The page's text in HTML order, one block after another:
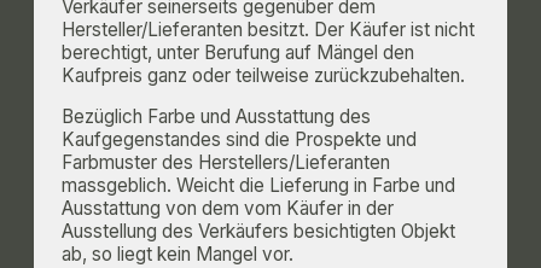
Verkäufer seinerseits gegenüber dem
Hersteller/Lieferanten besitzt. Der Käufer ist nicht
berechtigt, unter Berufung auf Mängel den
Kaufpreis ganz oder teilweise zurückzubehalten.
Bezüglich Farbe und Ausstattung des
Kaufgegenstandes sind die Prospekte und
Farbmuster des Herstellers/Lieferanten
massgeblich. Weicht die Lieferung in Farbe und
Ausstattung von dem vom Käufer in der
Ausstellung des Verkäufers besichtigten Objekt
ab, so liegt kein Mangel vor.